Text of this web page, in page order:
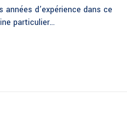
années d’expérience dans ce
particulier…